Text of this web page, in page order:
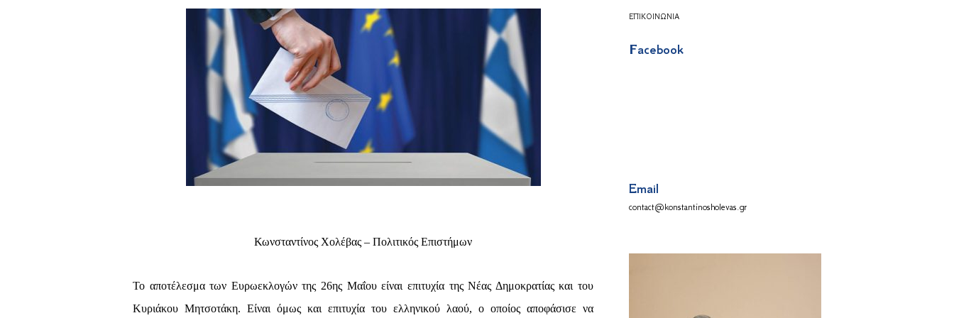
Κωνσταντίνος Χολέβας – Πολιτικός Επιστήμων
Το αποτέλεσμα των Ευρωεκλογών της 26ης Μαΐου είναι επιτυχία της Νέας Δημοκρατίας και του
Κυριάκου Μητσοτάκη. Είναι όμως και επιτυχία του ελληνικού λαού, ο οποίος αποφάσισε να
ΕΠΙΚΟΙΝΩΝΊΑ
Facebook
Email
contact@konstantinosholevas.gr